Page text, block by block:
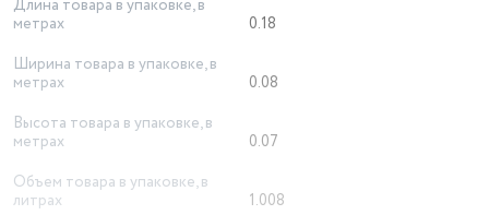
Длина товара в упаковке, в
метрах
0.18
Ширина товара в упаковке, в
метрах
0.08
Высота товара в упаковке, в
метрах
0.07
Объем товара в упаковке, в
литрах
1.008